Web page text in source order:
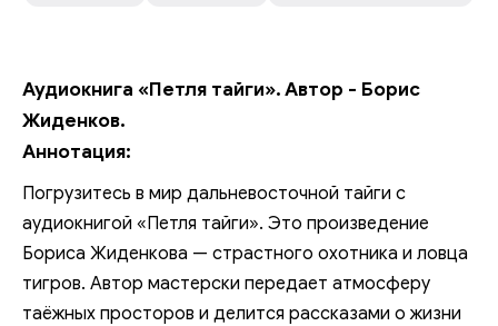
Аудиокнига «Петля тайги». Автор - Борис
Жиденков.
Аннотация:
Погрузитесь в мир дальневосточной тайги с
аудиокнигой «Петля тайги». Это произведение
Бориса Жиденкова — страстного охотника и ловца
тигров. Автор мастерски передает атмосферу
таёжных просторов и делится рассказами о жизни